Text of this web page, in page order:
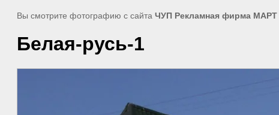
Вы смотрите фотографию с сайта ЧУП Рекламная фирма МАРТ
Белая-русь-1